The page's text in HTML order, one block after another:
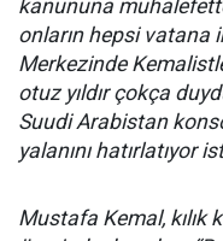
kanununa
onların hepsi vatana
Merkezinde
otuz yıldır çokça
Suudi Arabistan
yalanını hatırlatıyor
Mustafa Kemal, kılık